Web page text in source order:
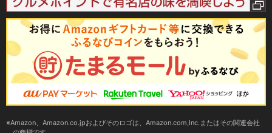
Amazon、Amazon.co.jpおよびそのロゴは、Amazon.com,Inc.またはその関連会社